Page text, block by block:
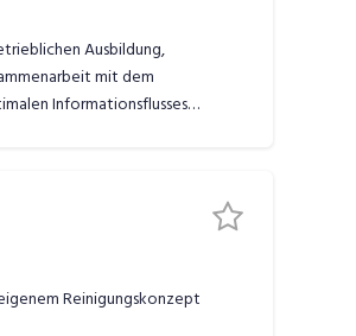
Ausbildung,
mit dem
Informationsflusses
Reinigungskonzept